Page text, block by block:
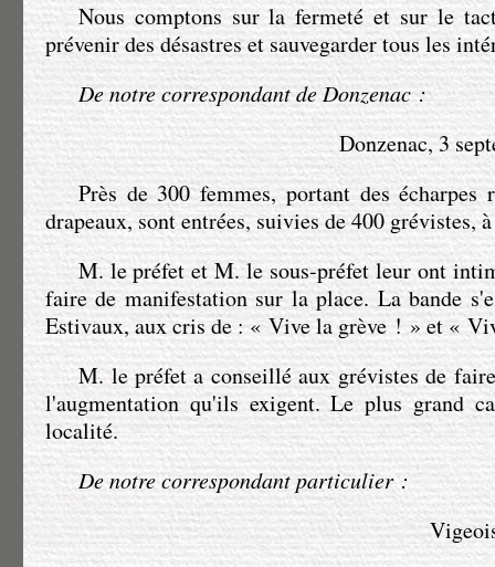
Nous comptons sur la fermeté et sur le
prévenir des désastres et sauvegarder tous les
De notre correspondant de Donzenac :
Donzenac, 3
Près de 300 femmes, portant des écharpes
drapeaux, sont entrées, suivies de 400 grévistes,
M. le préfet et M. le sous-préfet leur ont
faire de manifestation sur la place. La bande
Estivaux, aux cris de : « Vive la grève ! » et «
M. le préfet a conseillé aux grévistes de
l'augmentation qu'ils exigent. Le plus grand
localité.
De notre correspondant particulier :